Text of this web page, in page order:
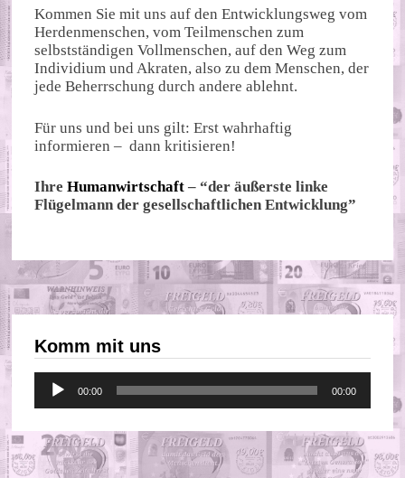
Kommen Sie mit uns auf den Entwicklungsweg vom
Herdenmenschen, vom Teilmenschen zum
selbstständigen Vollmenschen, auf den Weg zum
Individium und Akraten, also zu dem Menschen, der
jede Beherrschung durch andere ablehnt.
Für uns und bei uns gilt: Erst wahrhaftig
informieren – dann kritisieren!
IhreHumanwirtschaft – “der äußerste linke
Flügelmann der gesellschaftlichen Entwicklung”
Komm mit uns
Audio-
Player
00:00 00:00